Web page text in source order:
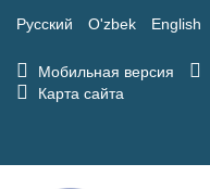
Русский O'zbek English
Мобильная версия
Карта сайта